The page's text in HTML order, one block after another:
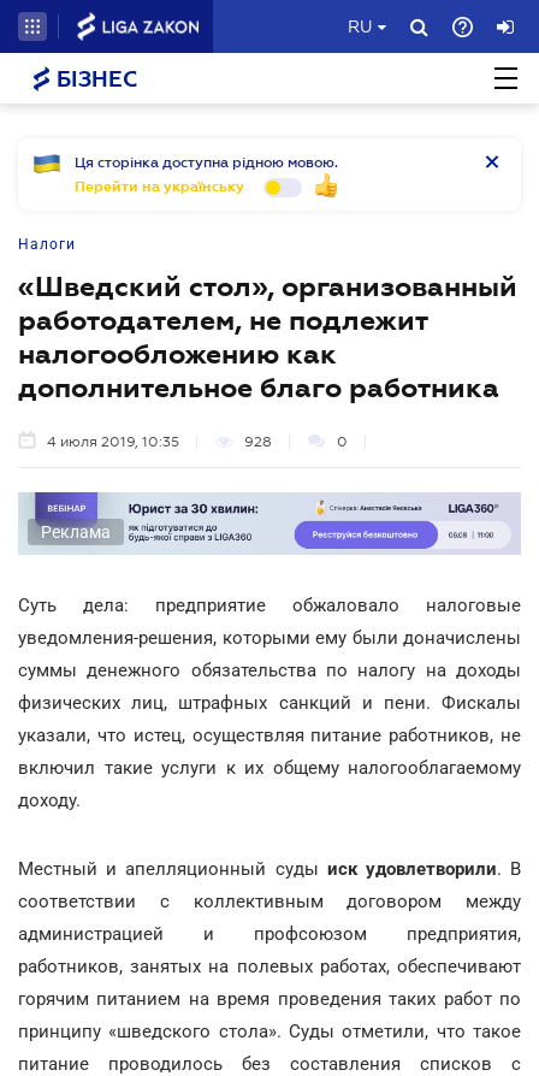
RU
БІЗНЕС
Ця сторінка доступна рідною мовою.
Перейти на українську
Налоги
«Шведский стол», организованный
работодателем, не подлежит
налогообложению как
дополнительное благо работника
4 июля 2019, 10:35 928 0
Реклама
Суть дела: предприятие обжаловало налоговые
уведомления-решения, которыми ему были доначислены
суммы денежного обязательства по налогу на доходы
физических лиц, штрафных санкций и пени. Фискалы
указали, что истец, осуществляя питание работников, не
включил такие услуги к их общему налогооблагаемому
доходу.
Местный и апелляционный суды иск удовлетворили. В
соответствии с коллективным договором между
администрацией и профсоюзом предприятия,
работников, занятых на полевых работах, обеспечивают
горячим питанием на время проведения таких работ по
принципу «шведского стола». Суды отметили, что такое
питание проводилось без составления списков с